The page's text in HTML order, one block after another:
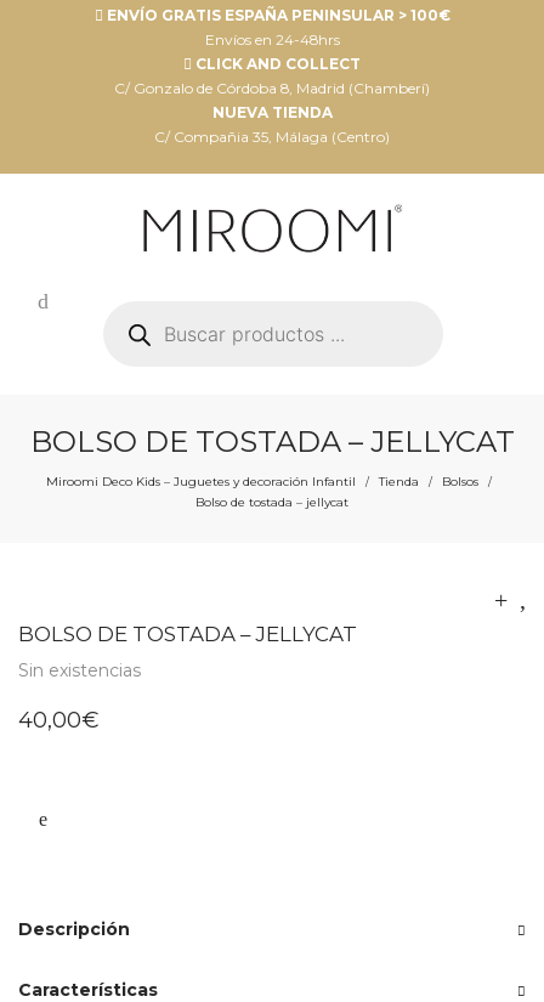
ENVÍO GRATIS ESPAÑA PENINSULAR > 100€
Envíos en 24-48hrs
CLICK AND COLLECT
C/ Gonzalo de Córdoba 8, Madrid (Chamberí)
NUEVA TIENDA
C/ Compañia 35, Málaga (Centro)
productos
BOLSO DE TOSTADA – JELLYCAT
Miroomi Deco Kids – Juguetes y decoración Infantil / Tienda / Bolsos /
Bolso de tostada – jellycat
BOLSO DE TOSTADA – JELLYCAT
Sin existencias
40,00€
Descripción
Características